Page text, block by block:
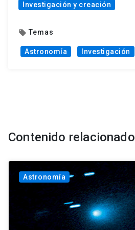
Investigación y creación
local_offer Temas
Astronomía Investigación
Contenido relacionado
Astronomía